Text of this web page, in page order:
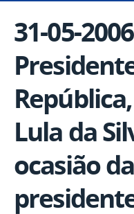
31-05-
Lula da
ocasião